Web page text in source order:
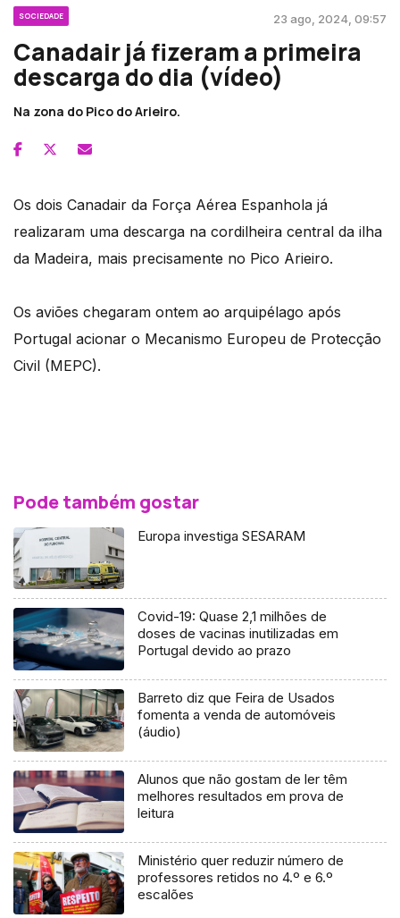
SOCIEDADE 23 ago, 2024, 09:57
Canadair já fizeram a primeira
descarga do dia (vídeo)
Na zona do Pico do Arieiro.
Os dois Canadair da Força Aérea Espanhola já
realizaram uma descarga na cordilheira central da ilha
da Madeira, mais precisamente no Pico Arieiro.
Os aviões chegaram ontem ao arquipélago após
Portugal acionar o Mecanismo Europeu de Protecção
Civil (MEPC).
Pode também gostar
Europa investiga SESARAM
Covid-19: Quase 2,1 milhões de
doses de vacinas inutilizadas em
Portugal devido ao prazo
Barreto diz que Feira de Usados
fomenta a venda de automóveis
(áudio)
Alunos que não gostam de ler têm
melhores resultados em prova de
leitura
Ministério quer reduzir número de
professores retidos no 4.º e 6.º
escalões